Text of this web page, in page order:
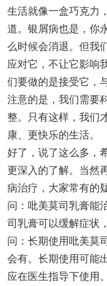
生活就像一盒巧克力
道。银屑病也是，你
么时候会消退。但我
应对它，不让它影响
们要做的是接受它，
注意的是，我们需要
整。只有这样，我们
康、更快乐的生活。
好了，说了这么多，
更深入的了解。当然
病治疗，大家常有的
问：吡美莫司乳膏能
司乳膏可以缓解症状
问：长期使用吡美莫
会有。长期使用可能
应在医生指导下使用。